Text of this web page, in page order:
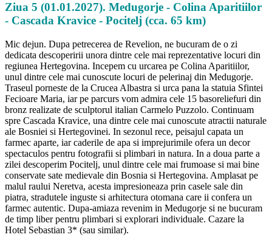
Ziua 5 (01.01.2027). Medugorje - Colina Aparitiilor
- Cascada Kravice - Pocitelj (cca. 65 km)
Mic dejun. Dupa petrecerea de Revelion, ne bucuram de o zi
dedicata descoperirii unora dintre cele mai reprezentative locuri din
regiunea Hertegovina. Incepem cu urcarea pe Colina Aparitiilor,
unul dintre cele mai cunoscute locuri de pelerinaj din Medugorje.
Traseul porneste de la Crucea Albastra si urca pana la statuia Sfintei
Fecioare Maria, iar pe parcurs vom admira cele 15 basoreliefuri din
bronz realizate de sculptorul italian Carmelo Puzzolo. Continuam
spre Cascada Kravice, una dintre cele mai cunoscute atractii naturale
ale Bosniei si Hertegovinei. In sezonul rece, peisajul capata un
farmec aparte, iar caderile de apa si imprejurimile ofera un decor
spectaculos pentru fotografii si plimbari in natura. In a doua parte a
zilei descoperim Pocitelj, unul dintre cele mai frumoase si mai bine
conservate sate medievale din Bosnia si Hertegovina. Amplasat pe
malul raului Neretva, acesta impresioneaza prin casele sale din
piatra, stradutele inguste si arhitectura otomana care ii confera un
farmec autentic. Dupa-amiaza revenim in Medugorje si ne bucuram
de timp liber pentru plimbari si explorari individuale. Cazare la
Hotel Sebastian 3* (sau similar).